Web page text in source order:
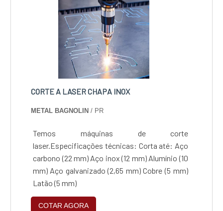
CORTE A LASER CHAPA INOX
METAL BAGNOLIN / PR
Temos máquinas de corte
laser.Especificações técnicas: Corta até: Aço
carbono (22 mm) Aço inox (12 mm) Alumínio (10
mm) Aço galvanizado (2,65 mm) Cobre (5 mm)
Latão (5 mm)
COTAR AGORA